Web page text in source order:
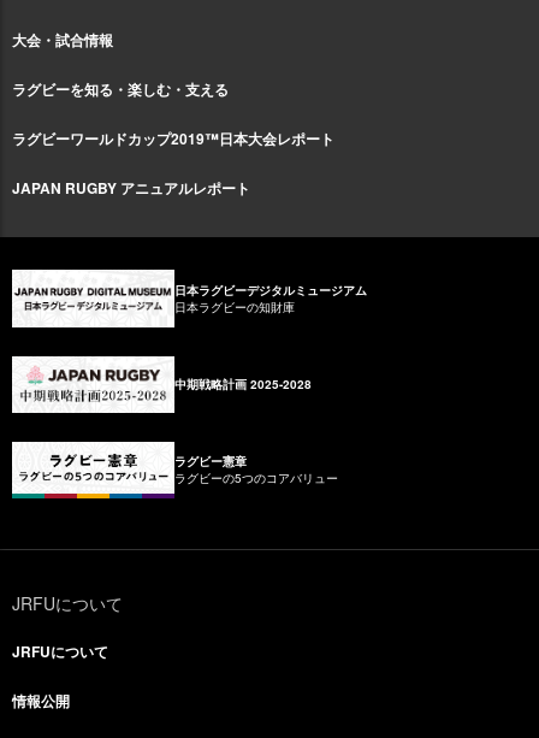
大会・試合情報
ラグビーを知る・楽しむ・支える
ラグビーワールドカップ2019™日本大会レポート
JAPAN RUGBY アニュアルレポート
日本ラグビーデジタルミュージアム
日本ラグビーの知財庫
中期戦略計画 2025-2028
ラグビー憲章
ラグビーの5つのコアバリュー
JRFUについて
JRFUについて
情報公開